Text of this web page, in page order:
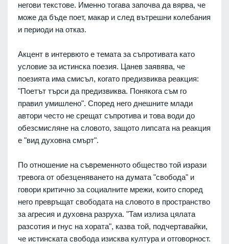
негови текстове. Именно тогава започва да вярва, че
може да бъде поет, макар и след вътрешни колебания
и периоди на отказ.
Акцент в интервюто е темата за съпротивата като
условие за истинска поезия. Цанев заявява, че
поезията има смисъл, когато предизвиква реакция:
"Поетът търси да предизвиква. Понякога съм го
правил умишлено". Според него днешните млади
автори често не срещат съпротива и това води до
обезсмисляне на словото, защото липсата на реакция
е "вид духовна смърт".
По отношение на съвременното общество той изрази
тревога от обезценяването на думата "свобода" и
говори критично за социалните мрежи, които според
него превръщат свободата на словото в пространство
за агресия и духовна разруха. "Там излиза цялата
разсотия и гнус на хората", казва той, подчертавайки,
че истинската свобода изисква култура и отговорност.